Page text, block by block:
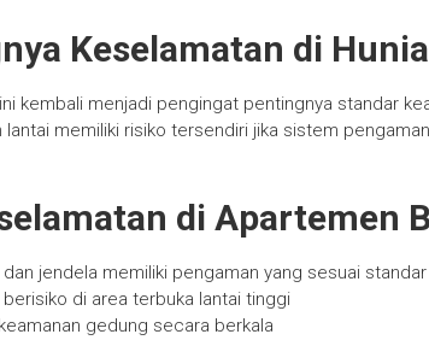
Keselamatan di
kembali menjadi pengingat pentingnya standar
lantai memiliki risiko tersendiri jika sistem
di Apartemen
dan jendela memiliki pengaman yang sesuai standar
berisiko di area terbuka lantai tinggi
gedung secara berkala